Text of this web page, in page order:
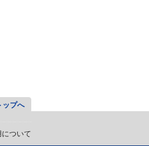
ップへ
ついて